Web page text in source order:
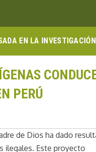
EN LA INVESTIGACIÓN
PERÚ
de Dios ha dado
ilegales. Este proyecto